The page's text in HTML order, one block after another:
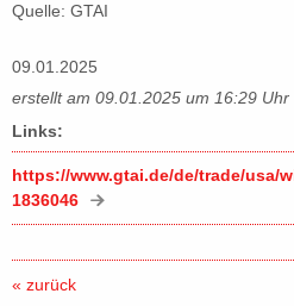
Quelle: GTAI
09.01.2025
erstellt am 09.01.2025 um 16:29 Uhr
Links:
https://www.gtai.de/de/trade/usa/
1836046
« zurück